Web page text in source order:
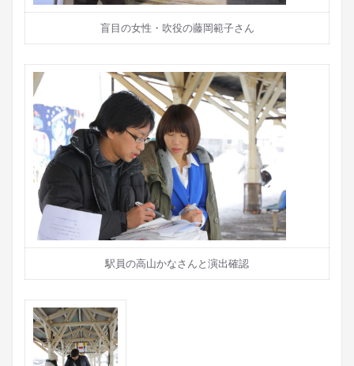
盲目の女性・吹役の藤岡範子さん
駅員の高山かなさんと演出確認